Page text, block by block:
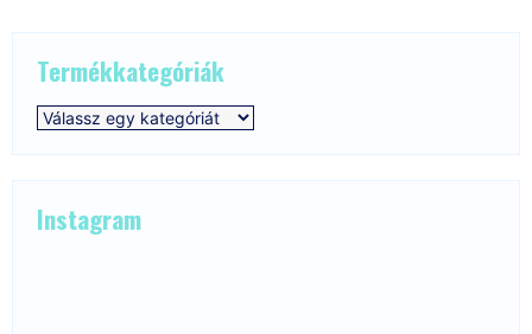
Termékkategóriák
Instagram